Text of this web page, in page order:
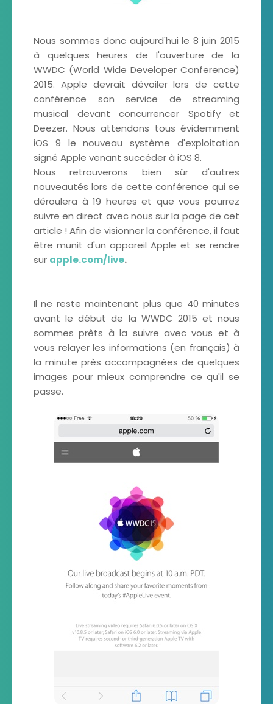
Nous sommes donc aujourd'hui le 8 juin 2015
à quelques heures de l'ouverture de la
WWDC (World Wide Developer Conference)
2015. Apple devrait dévoiler lors de cette
conférence son service de streaming
musical devant concurrencer Spotify et
Deezer. Nous attendons tous évidemment
iOS 9 le nouveau système d'exploitation
signé Apple venant succéder à iOS 8.
Nous retrouverons bien sûr d'autres
nouveautés lors de cette conférence qui se
déroulera à 19 heures et que vous pourrez
suivre en direct avec nous sur la page de cet
article ! Afin de visionner la conférence, il faut
être munit d'un appareil Apple et se rendre
sur apple.com/live.
Il ne reste maintenant plus que 40 minutes
avant le début de la WWDC 2015 et nous
sommes prêts à la suivre avec vous et à
vous relayer les informations (en français) à
la minute près accompagnées de quelques
images pour mieux comprendre ce qu'il se
passe.